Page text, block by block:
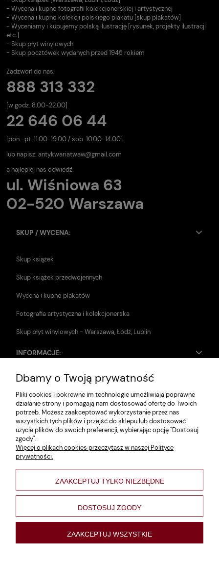
- Wycena i kupno fotografii kolekcjonerskiej i artystycznej
- Wycena i kupno kolekcji polskiego plakatu [skup plakatów]
- Wyceniamy i kupujemy polską ilustrację [rysunek, projekty ilustracji
etc.]
- Skup płyt winylowych
- Skup pocztówek wydanych przed 1945 rokiem
Zadzwoń do nas:
888 313 332
[w godz. 8.00-22.00]
22 646 06 44
[pon.-pt. 11.00-19.00 / sob. 10.00-14.00].
lub napisz: antykwariatwaw@gmail.com
a najlepiej nas odwiedź:
ul. Wiśniowa 63
02-520 Warszawa
SKUP / WYCENA:
Skup książek
Skup książek przedwojennych
Wycena i kupno plakatów
Fotografia artystyczna i kolekcjonerska
Skup płyt winylowych - Warszawa, Łódź, Lublin
INFORMACJE:
Zwroty i reklamacje
Dane firmy
Jak szukać?
Polityka prywatności
Regulamin
Poltyka cookies
varsaviana
Nowości
Dbamy o Twoją prywatność
Pliki cookies i pokrewne im technologie umożliwiają poprawne
działanie strony i pomagają nam dostosować ofertę do Twoich
potrzeb. Możesz zaakceptować wykorzystanie przez nas
wszystkich tych plików i przejść do sklepu lub dostosować
użycie plików do swoich preferencji, wybierając opcję "Dostosuj
zgody".
Więcej o plikach cookies przeczytasz w naszej Polityce
prywatności.
ZAAKCEPTUJ TYLKO NIEZBĘDNE
DOSTOSUJ ZGODY
ZAAKCEPTUJ WSZYSTKIE